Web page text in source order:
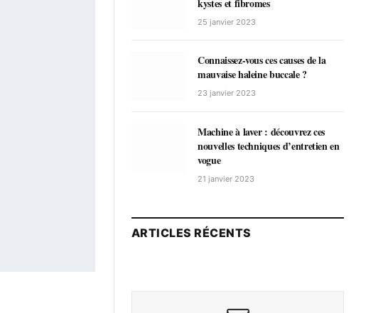
kystes et fibromes
25 janvier 2023
Connaissez-vous ces causes de la
mauvaise haleine buccale ?
23 janvier 2023
Machine à laver : découvrez ces
nouvelles techniques d’entretien en
vogue
21 janvier 2023
ARTICLES RÉCENTS